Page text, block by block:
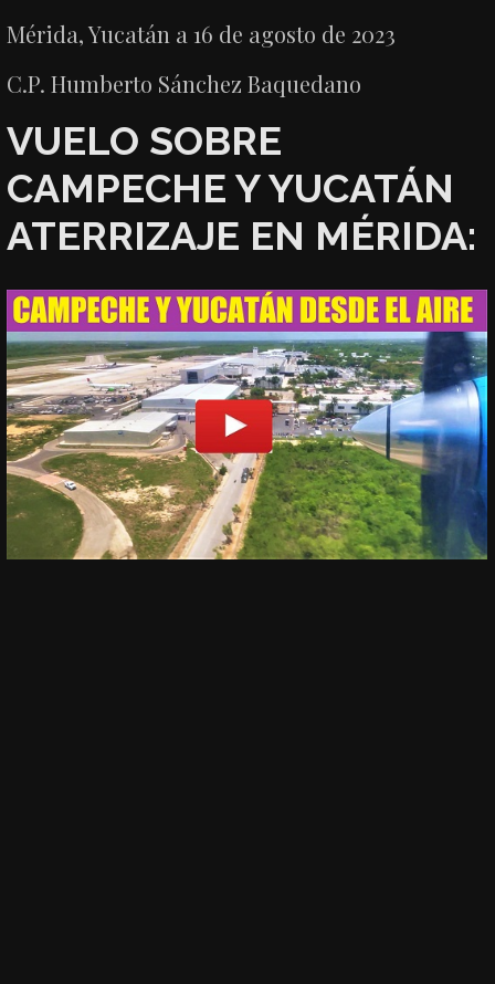
Mérida, Yucatán a 16 de agosto de 2023
C.P. Humberto Sánchez Baquedano
VUELO SOBRE
CAMPECHE Y YUCATÁN
ATERRIZAJE EN MÉRIDA: